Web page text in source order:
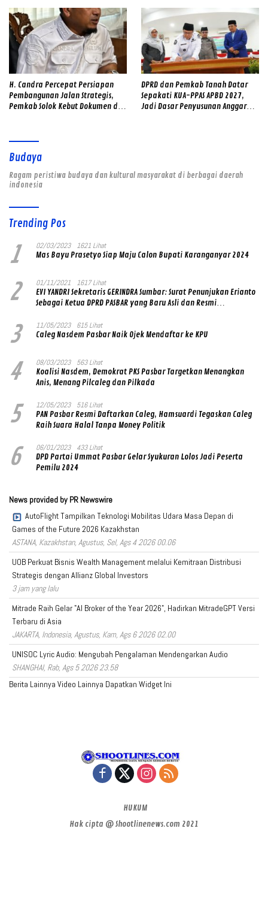
Gabungan
H. Candra Percepat Persiapan
Pembangunan Jalan Strategis,
Pemkab Solok Kebut Dokumen dan
DPRD dan Pemkab Tanah Datar
Sepakati KUA-PPAS APBD 2027,
Jadi Dasar Penyusunan Anggaran
Budaya
Ragam peristiwa budaya dan kultural masyarakat di berbagai daerah
indonesia
Trending Pos
1 02/03/2023 1621 Lihat
Mas Bayu Prasetyo Siap Maju Calon Bupati Karanganyar 2024
2 01/11/2021 1617 Lihat
EVI YANDRI Sekretaris GERINDRA Sumbar: Surat Penunjukan Erianto
Sebagai Ketua DPRD PASBAR yang Baru Asli dan Resmi
3 11/05/2023 615 Lihat
Caleg Nasdem Pasbar Naik Ojek Mendaftar ke KPU
4 08/03/2023 563 Lihat
Koalisi Nasdem, Demokrat PKS Pasbar Targetkan Menangkan
Anis, Menang Pilcaleg dan Pilkada
5 12/05/2023 516 Lihat
PAN Pasbar Resmi Daftarkan Caleg, Hamsuardi Tegaskan Caleg
Raih Suara Halal Tanpa Money Politik
6 06/01/2023 433 Lihat
DPD Partai Ummat Pasbar Gelar Syukuran Lolos Jadi Peserta
Pemilu 2024
News provided by PR Newswire
AutoFlight Tampilkan Teknologi Mobilitas Udara Masa Depan di
Games of the Future 2026 Kazakhstan
ASTANA, Kazakhstan, Agustus, Sel, Ags 4 2026 00.06
UOB Perkuat Bisnis Wealth Management melalui Kemitraan Distribusi
Strategis dengan Allianz Global Investors
3 jam yang lalu
Mitrade Raih Gelar "AI Broker of the Year 2026", Hadirkan MitradeGPT Versi
Terbaru di Asia
JAKARTA, Indonesia, Agustus, Kam, Ags 6 2026 02.00
UNISOC Lyric Audio: Mengubah Pengalaman Mendengarkan Audio
SHANGHAI, Rab, Ags 5 2026 23.58
Berita Lainnya Video Lainnya Dapatkan Widget Ini
HUKUM
Hak cipta @ Shootlinenews.com 2021